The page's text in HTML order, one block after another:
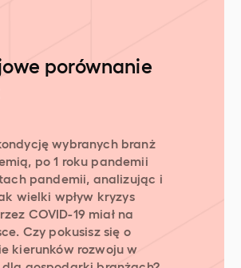
porównanie
wybranych branż
po 1 roku pandemii
pandemii, analizując i
wielki wpływ kryzys
COVID-19 miał na
Czy pokusisz się o
kierunków rozwoju w